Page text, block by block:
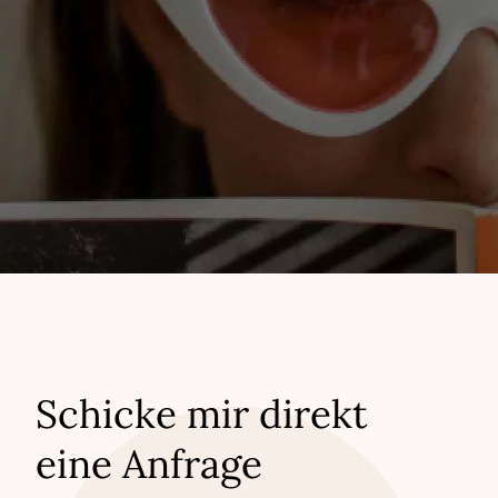
Schicke mir direkt
eine Anfrage